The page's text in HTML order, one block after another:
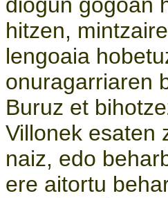
hitzen,
lengoaia
onuragarriaren
Buruz et
Villonek esaten
naiz, edo
ere aitortu